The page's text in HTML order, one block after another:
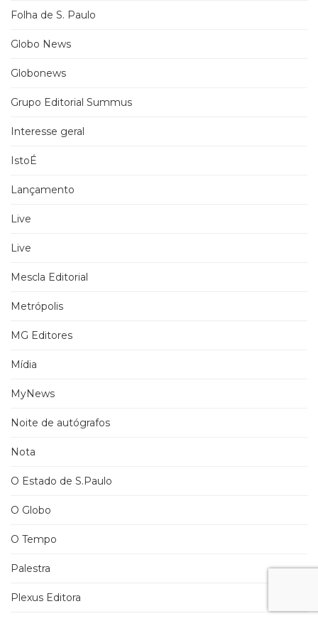
Folha de S. Paulo
Globo News
Globonews
Grupo Editorial Summus
Interesse geral
IstoÉ
Lançamento
Live
Live
Mescla Editorial
Metrópolis
MG Editores
Mídia
MyNews
Noite de autógrafos
Nota
O Estado de S.Paulo
O Globo
O Tempo
Palestra
Plexus Editora